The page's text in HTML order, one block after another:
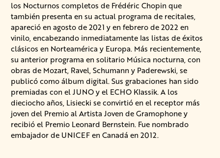
los Nocturnos completos de Frédéric Chopin que
también presenta en su actual programa de recitales,
apareció en agosto de 2021 y en febrero de 2022 en
vinilo, encabezando inmediatamente las listas de éxitos
clásicos en Norteamérica y Europa. Más recientemente,
su anterior programa en solitario Música nocturna, con
obras de Mozart, Ravel, Schumann y Paderewski, se
publicó como álbum digital. Sus grabaciones han sido
premiadas con el JUNO y el ECHO Klassik. A los
dieciocho años, Lisiecki se convirtió en el receptor más
joven del Premio al Artista Joven de Gramophone y
recibió el Premio Leonard Bernstein. Fue nombrado
embajador de UNICEF en Canadá en 2012.